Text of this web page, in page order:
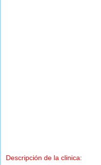
Descripción de la clinica: